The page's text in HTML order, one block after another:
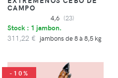
CAMPO
4,6 (23)
Stock : 1 jambon.
311,22 € jambons de 8 à 8,5 kg
-10%